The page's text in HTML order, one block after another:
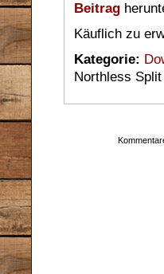
Beitrag
Käuflich zu
Kategorie:
Northless